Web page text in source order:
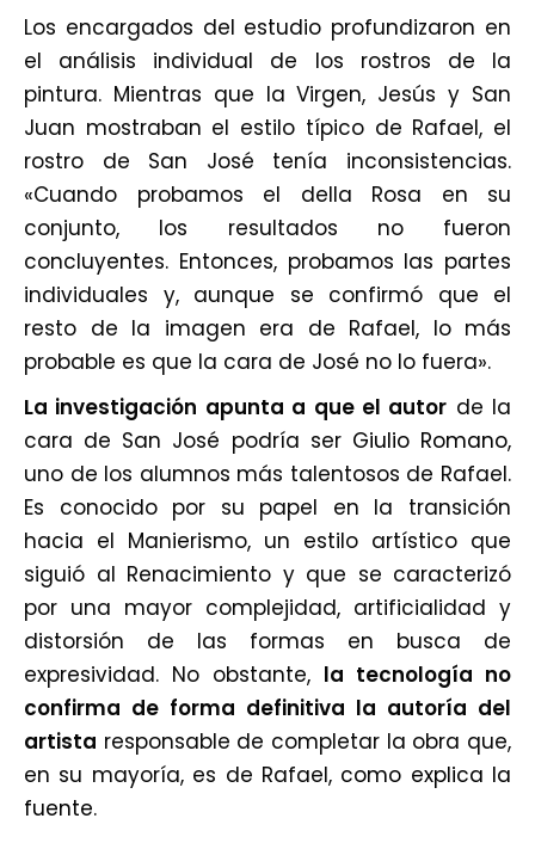
Los encargados del estudio profundizaron en
el análisis individual de los rostros de la
pintura. Mientras que la Virgen, Jesús y San
Juan mostraban el estilo típico de Rafael, el
rostro de San José tenía inconsistencias.
«Cuando probamos el della Rosa en su
conjunto, los resultados no fueron
concluyentes. Entonces, probamos las partes
individuales y, aunque se confirmó que el
resto de la imagen era de Rafael, lo más
probable es que la cara de José no lo fuera».
La investigación apunta a que el autor de la
cara de San José podría ser Giulio Romano,
uno de los alumnos más talentosos de Rafael.
Es conocido por su papel en la transición
hacia el Manierismo, un estilo artístico que
siguió al Renacimiento y que se caracterizó
por una mayor complejidad, artificialidad y
distorsión de las formas en busca de
expresividad. No obstante, la tecnología no
confirma de forma definitiva la autoría del
artista responsable de completar la obra que,
en su mayoría, es de Rafael, como explica la
fuente.